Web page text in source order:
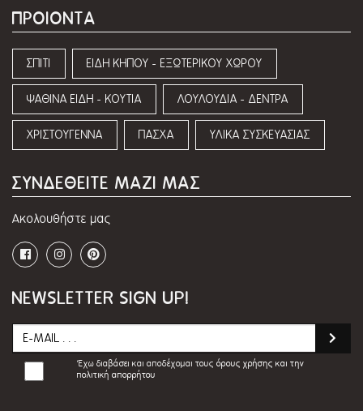
ΠΡΟΙΟΝΤΑ
ΣΠΙΤΙ ΕΙΔΗ ΚΗΠΟΥ - ΕΞΩΤΕΡΙΚΟΥ ΧΩΡΟΥ
ΨΑΘΙΝΑ ΕΙΔΗ - ΚΟΥΤΙΑ ΛΟΥΛΟΥΔΙΑ - ΔΕΝΤΡΑ
ΧΡΙΣΤΟΥΓΕΝΝΑ ΠΑΣΧΑ ΥΛΙΚΑ ΣΥΣΚΕΥΑΣΙΑΣ
ΣΥΝΔΕΘΕΙΤΕ ΜΑΖΙ ΜΑΣ
Ακολουθήστε μας
NEWSLETTER SIGN UP!
Έχω διαβάσει και αποδέχομαι τους όρους χρήσης και την
πολιτική απορρήτου